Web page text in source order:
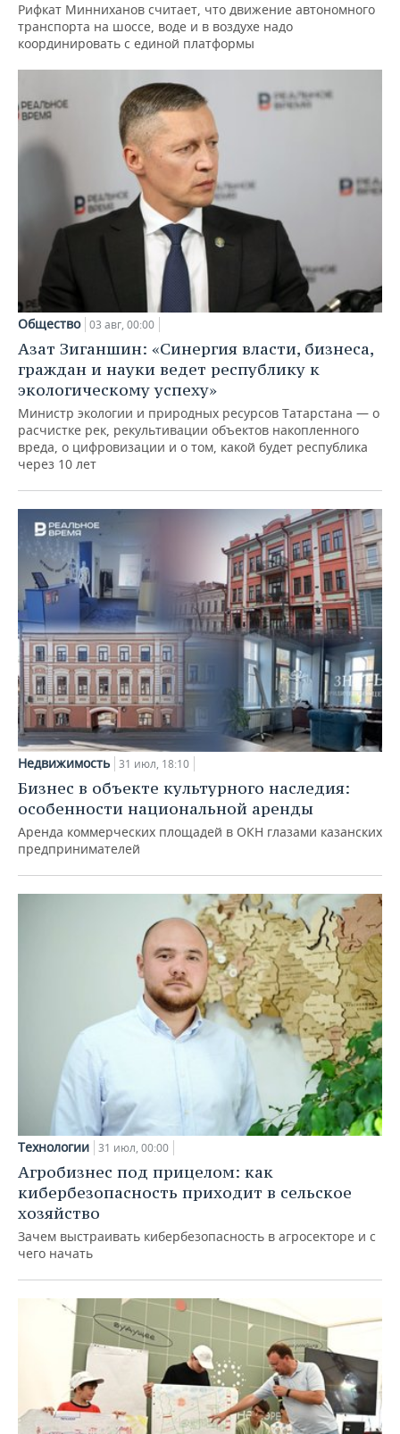
Рифкат Минниханов считает, что движение автономного
транспорта на шоссе, воде и в воздухе надо
координировать с единой платформы
Общество 03 авг, 00:00
Азат Зиганшин: «Синергия власти, бизнеса,
граждан и науки ведет республику к
экологическому успеху»
Министр экологии и природных ресурсов Татарстана — о
расчистке рек, рекультивации объектов накопленного
вреда, о цифровизации и о том, какой будет республика
через 10 лет
Недвижимость 31 июл, 18:10
Бизнес в объекте культурного наследия:
особенности национальной аренды
Аренда коммерческих площадей в ОКН глазами казанских
предпринимателей
Технологии 31 июл, 00:00
Агробизнес под прицелом: как
кибербезопасность приходит в сельское
хозяйство
Зачем выстраивать кибербезопасность в агросекторе и с
чего начать